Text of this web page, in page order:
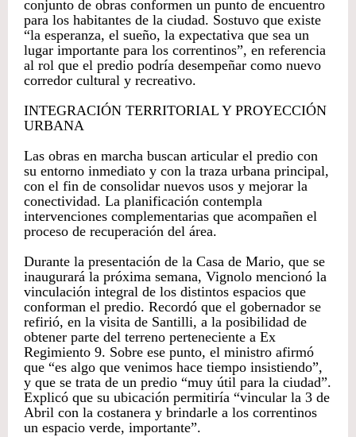
conjunto de obras conformen un punto de encuentro
para los habitantes de la ciudad. Sostuvo que existe
“la esperanza, el sueño, la expectativa que sea un
lugar importante para los correntinos”, en referencia
al rol que el predio podría desempeñar como nuevo
corredor cultural y recreativo.
INTEGRACIÓN TERRITORIAL Y PROYECCIÓN
URBANA
Las obras en marcha buscan articular el predio con
su entorno inmediato y con la traza urbana principal,
con el fin de consolidar nuevos usos y mejorar la
conectividad. La planificación contempla
intervenciones complementarias que acompañen el
proceso de recuperación del área.
Durante la presentación de la Casa de Mario, que se
inaugurará la próxima semana, Vignolo mencionó la
vinculación integral de los distintos espacios que
conforman el predio. Recordó que el gobernador se
refirió, en la visita de Santilli, a la posibilidad de
obtener parte del terreno perteneciente a Ex
Regimiento 9. Sobre ese punto, el ministro afirmó
que “es algo que venimos hace tiempo insistiendo”,
y que se trata de un predio “muy útil para la ciudad”.
Explicó que su ubicación permitiría “vincular la 3 de
Abril con la costanera y brindarle a los correntinos
un espacio verde, importante”.